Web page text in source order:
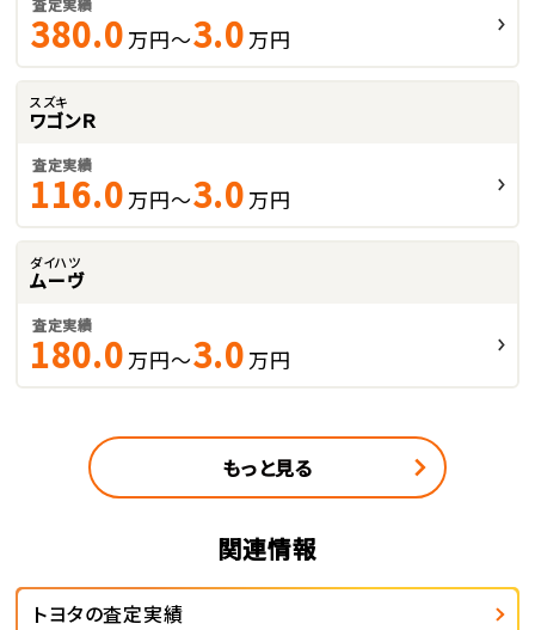
380.0 万円～3.0 万円
スズキ
ワゴンＲ
査定実績
116.0 万円～3.0 万円
ダイハツ
ムーヴ
査定実績
180.0 万円～3.0 万円
もっと見る
関連情報
トヨタの査定実績